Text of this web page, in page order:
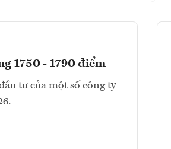
1750 - 1790 điểm
tư của một số công ty